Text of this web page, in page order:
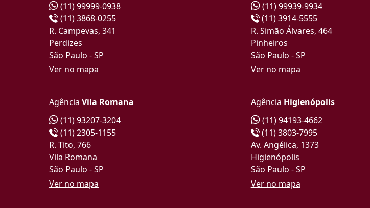
(11) 99999-0938
(11) 3868-0255
R. Campevas, 341
Perdizes
São Paulo - SP
Ver no mapa
(11) 99939-9934
(11) 3914-5555
R. Simão Álvares, 464
Pinheiros
São Paulo - SP
Ver no mapa
Agência Vila Romana
(11) 93207-3204
(11) 2305-1155
R. Tito, 766
Vila Romana
São Paulo - SP
Ver no mapa
Agência Higienópolis
(11) 94193-4662
(11) 3803-7995
Av. Angélica, 1373
Higienópolis
São Paulo - SP
Ver no mapa